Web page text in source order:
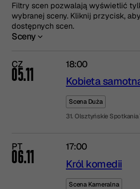
Filtry scen pozwalają wyświetlić
wybranej sceny. Kliknij przycisk,
dostępnych scen.
Sceny
LISTA WYDARZEŃ
CZ
05.11
18:00
Kobieta
Scena Duża
31. Olsztyńskie Spotkania
PT
06.11
17:00
Król komedii
Scena Kameralna